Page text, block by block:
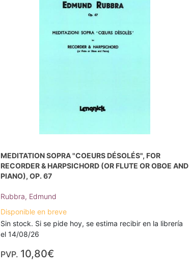
MEDITATION SOPRA "COEURS DÉSOLÉS", FOR
RECORDER & HARPSICHORD (OR FLUTE OR OBOE AND
PIANO), OP. 67
Rubbra, Edmund
Disponible en breve
Sin stock. Si se pide hoy, se estima recibir en la librería
el 14/08/26
PVP. 10,80€